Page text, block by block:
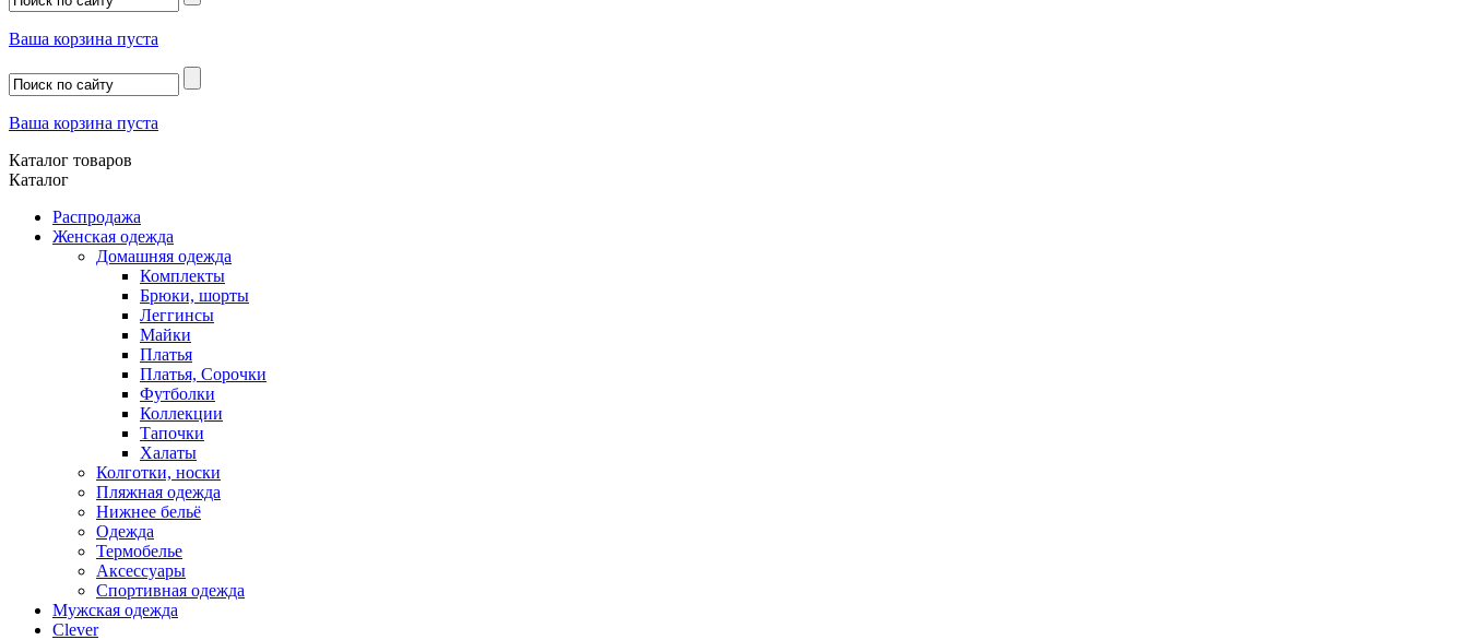
Ваша корзина пуста
Ваша корзина пуста
Каталог товаров
Каталог
Распродажа
Женская одежда
Домашняя одежда
Комплекты
Брюки, шорты
Леггинсы
Майки
Платья
Платья, Сорочки
Футболки
Коллекции
Тапочки
Халаты
Колготки, носки
Пляжная одежда
Нижнее бельё
Одежда
Термобелье
Аксессуары
Спортивная одежда
Мужская одежда
Clever